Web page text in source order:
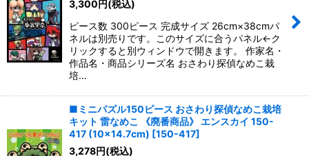
絞り込む
3,300円(税込)
ピース数 300ピース 完成サイズ 26cm×38cmパ
ネルは別売りです。このサイズに合うパネル←ク
リックすると別ウィンドウで開きます。 作家名・
作品名・商品シリーズ名 おさわり探偵なめこ栽
培…
■ミニパズル150ピース おさわり探偵なめこ栽培
キット 雷なめこ 《廃番商品》 エンスカイ 150-
417 (10×14.7cm) [150-417]
3,278円(税込)